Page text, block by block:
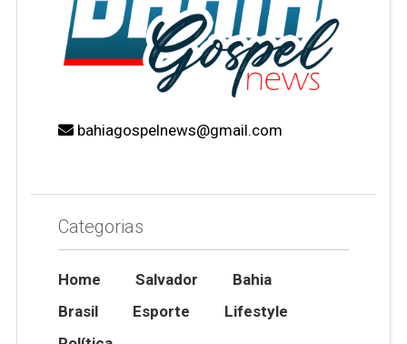
bahiagospelnews@gmail.com
Categorias
Home Salvador
Bahia
Brasil
Esporte
Lifestyle